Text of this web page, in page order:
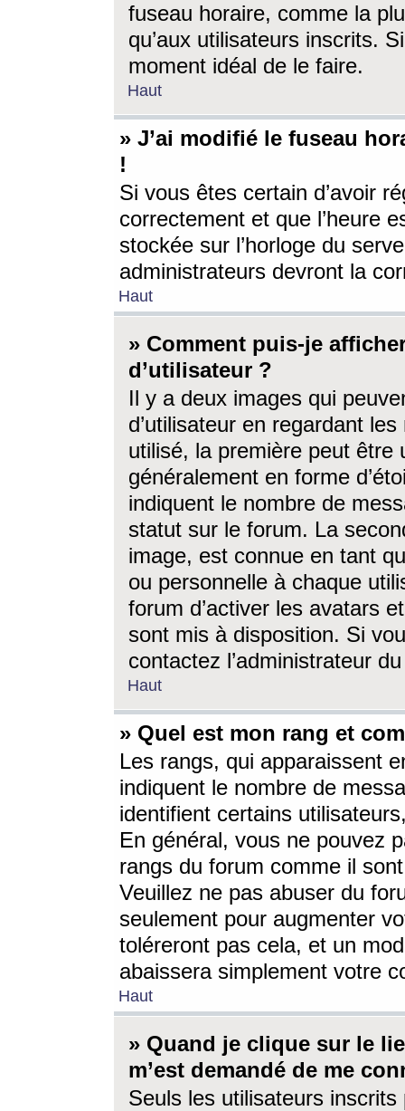
fuseau horaire, comme la
qu’aux utilisateurs inscrits.
moment idéal de le faire.
Haut
» J’ai modifié le fuseau
!
Si vous êtes certain d’avoir
correctement et que l’heure
stockée sur l’horloge du
administrateurs devront la
Haut
» Comment puis-je
d’utilisateur ?
Il y a deux images qui
d’utilisateur en regardant
utilisé, la première peut être
généralement en forme
indiquent le nombre de
statut sur le forum. La
image, est connue en tant
ou personnelle à chaque
forum d’activer les avatars
sont mis à disposition. Si
contactez l’administrateur
Haut
» Quel est mon rang et
Les rangs, qui apparaissent
indiquent le nombre de
identifient certains
En général, vous ne pouvez
rangs du forum comme il
Veuillez ne pas abuser du
seulement pour augmenter
toléreront pas cela, et un
abaissera simplement votre
Haut
» Quand je clique sur le
m’est demandé de me
Seuls les utilisateurs